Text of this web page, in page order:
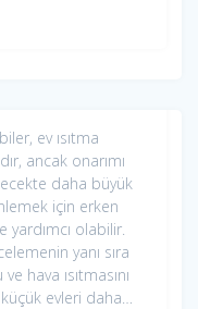
ev ısıtma
ancak onarımı
daha büyük
için erken
yardımcı olabilir.
yanı sıra
hava ısıtmasını
evleri daha…